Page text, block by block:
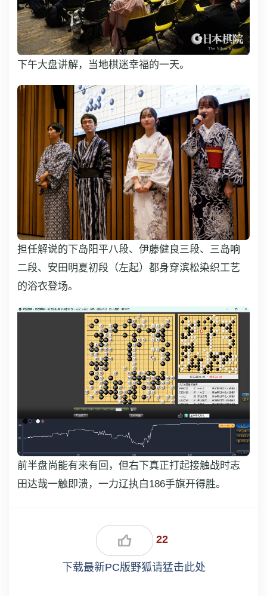
下午大盘讲解，当地棋迷幸福的一天。
担任解说的下岛阳平八段、伊藤健良三段、三岛响
二段、安田明夏初段（左起）都身穿滨松染织工艺
的浴衣登场。
前半盘尚能有来有回，但右下真正打起接触战时志
田达哉一触即溃，一力辽执白186手旗开得胜。
22
下载最新PC版野狐请猛击此处